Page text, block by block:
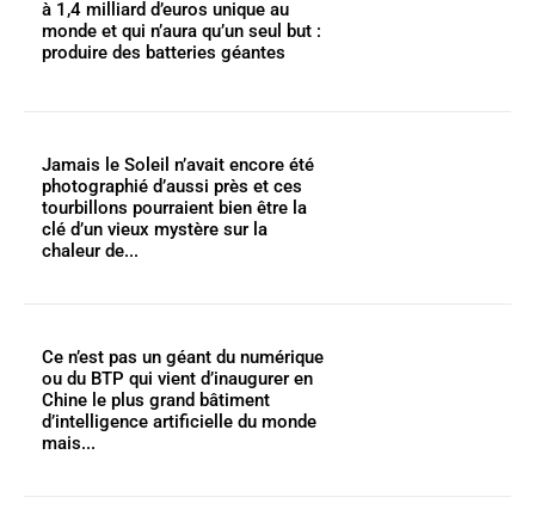
à 1,4 milliard d’euros unique au
monde et qui n’aura qu’un seul but :
produire des batteries géantes
Jamais le Soleil n’avait encore été
photographié d’aussi près et ces
tourbillons pourraient bien être la
clé d’un vieux mystère sur la
chaleur de...
Ce n’est pas un géant du numérique
ou du BTP qui vient d’inaugurer en
Chine le plus grand bâtiment
d’intelligence artificielle du monde
mais...